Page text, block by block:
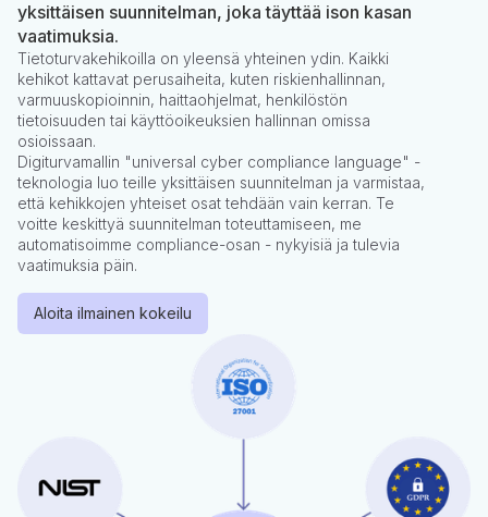
yksittäisen suunnitelman, joka täyttää ison kasan
vaatimuksia.
Tietoturvakehikoilla on yleensä yhteinen ydin. Kaikki
kehikot kattavat perusaiheita, kuten riskienhallinnan,
varmuuskopioinnin, haittaohjelmat, henkilöstön
tietoisuuden tai käyttöoikeuksien hallinnan omissa
osioissaan.
Digiturvamallin "universal cyber compliance language" -
teknologia luo teille yksittäisen suunnitelman ja varmistaa,
että kehikkojen yhteiset osat tehdään vain kerran. Te
voitte keskittyä suunnitelman toteuttamiseen, me
automatisoimme compliance-osan - nykyisiä ja tulevia
vaatimuksia päin.
Aloita ilmainen kokeilu